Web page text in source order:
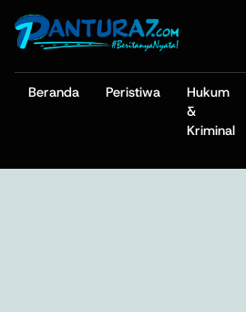
Beranda Peristiwa
Hukum
&
Kriminal